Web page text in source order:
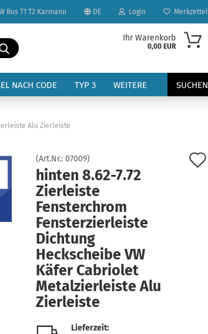
Bus T1 T2 Karmann DE Login
erstellen
vergessen?
Merkzettel
Suche...
Ihr Warenkorb
0,00 EUR
NACH CODE TYP 3 SUCHEN
WEITERE
Alu Zierleiste
(Art.Nr.: 07009)
hinten 8.62-7.72
Zierleiste
Fensterchrom
Fensterzierleiste
Dichtung
Heckscheibe VW
Käfer Cabriolet
Metalzierleiste Alu
Zierleiste
Lieferzeit: